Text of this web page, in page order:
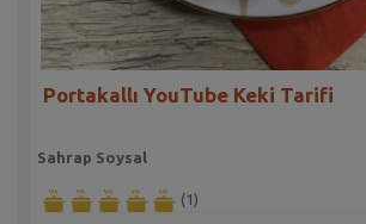
Portakallı YouTube Keki Tarifi
Sahrap Soysal
(1)